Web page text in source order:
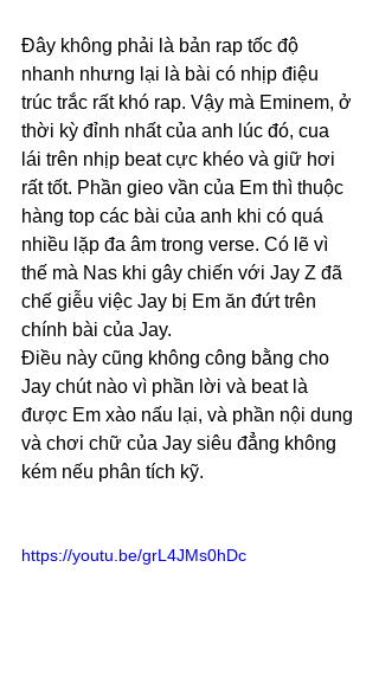
Đây không phải là bản rap tốc độ
nhanh nhưng lại là bài có nhịp điệu
trúc trắc rất khó rap. Vậy mà Eminem, ở
thời kỳ đỉnh nhất của anh lúc đó, cua
lái trên nhịp beat cực khéo và giữ hơi
rất tốt. Phần gieo vần của Em thì thuộc
hàng top các bài của anh khi có quá
nhiều lặp đa âm trong verse. Có lẽ vì
thế mà Nas khi gây chiến với Jay Z đã
chế giễu việc Jay bị Em ăn đứt trên
chính bài của Jay.
Điều này cũng không công bằng cho
Jay chút nào vì phần lời và beat là
được Em xào nấu lại, và phần nội dung
và chơi chữ của Jay siêu đẳng không
kém nếu phân tích kỹ.
https://youtu.be/grL4JMs0hDc